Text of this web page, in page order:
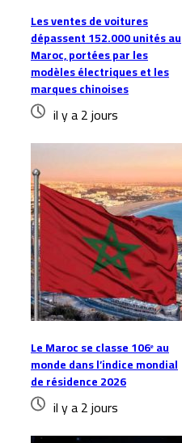
Les ventes de voitures
dépassent 152.000 unités au
Maroc, portées par les
modèles électriques et les
marques chinoises
il y a 2 jours
Le Maroc se classe 106ᵉ au
monde dans l’indice mondial
de résidence 2026
il y a 2 jours